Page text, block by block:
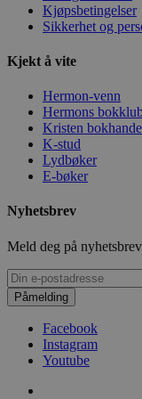
Kjøpsbetingelser
Sikkerhet og
Kjekt å vite
Hermon-venn
Hermons
Kristen
K-stud
Lydbøker
E-bøker
Nyhetsbrev
Meld deg på
Påmelding
Facebook
Instagram
Youtube